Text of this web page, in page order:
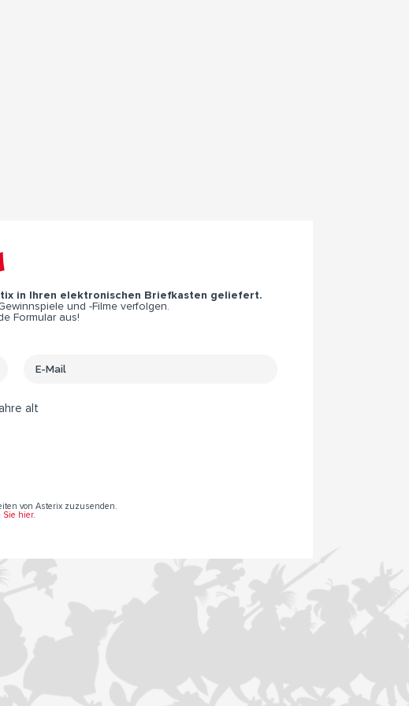
in Ihren elektronischen Briefkasten geliefert.
und -Filme verfolgen.
Formular aus!
alt
von Asterix zuzusenden.
Sie hier.